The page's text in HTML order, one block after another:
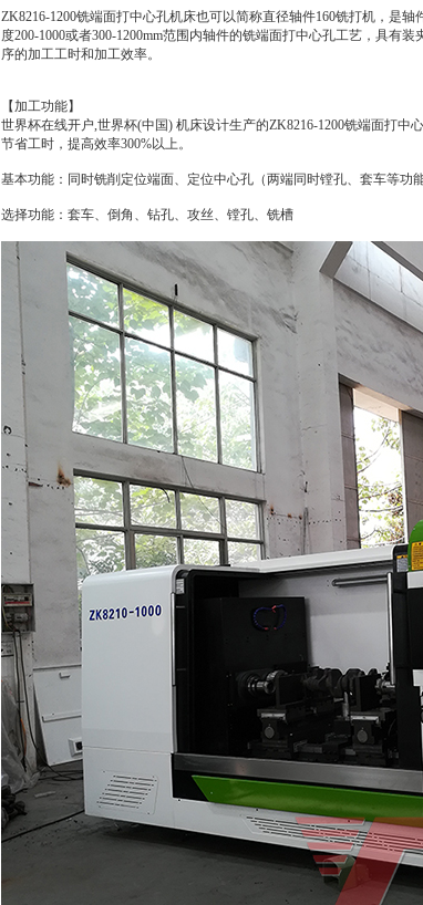
ZK8216-1200铣端面打中心孔机床也可以简称直径轴件160铣打机，是
度200-1000或者300-1200mm范围内轴件的铣端面打中心孔工艺，具有
序的加工工时和加工效率。
【加工功能】
世界杯在线开户,世界杯(中国) 机床设计生产的ZK8216-1200铣端面打
节省工时，提高效率300%以上。
基本功能：同时铣削定位端面、定位中心孔（两端同时镗孔、套车等功
选择功能：套车、倒角、钻孔、攻丝、镗孔、铣槽